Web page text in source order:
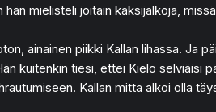
mielisteli joitain kaksijalkoja,
ainainen piikki Kallan lihassa. Ja
kuitenkin tiesi, ettei Kielo selviäisi
Kallan mitta alkoi olla